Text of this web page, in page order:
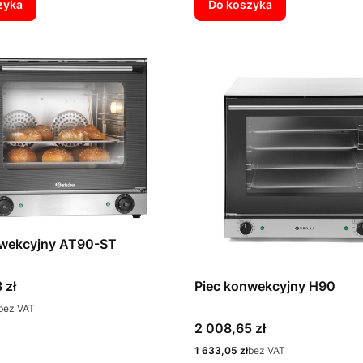
Do koszyka
AT90-ST
VAT
Piec konwekcyjny H90
Cena
2 008,65 zł
Cena
1 633,05 złbez VAT